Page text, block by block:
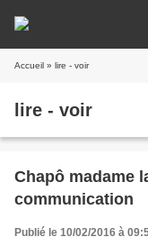
Accueil » lire - voir
lire - voir
Chapô madame
communication
Publié le 10/02/2016 à